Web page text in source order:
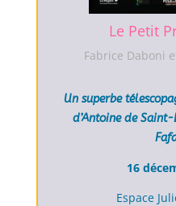
Le Petit
Fabrice Daboni
Un superbe
d’Antoine de
16
Espace